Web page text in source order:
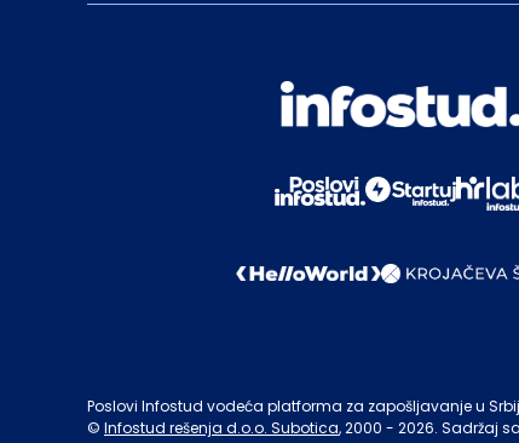
Poslovi Infostud vodeća platforma za zapošljavanje u
© Infostud rešenja d.o.o. Subotica, 2000 - 2026. Sadržaj